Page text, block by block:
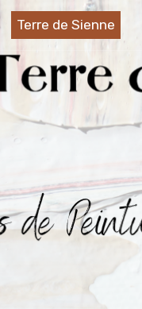
Terre de Sienne